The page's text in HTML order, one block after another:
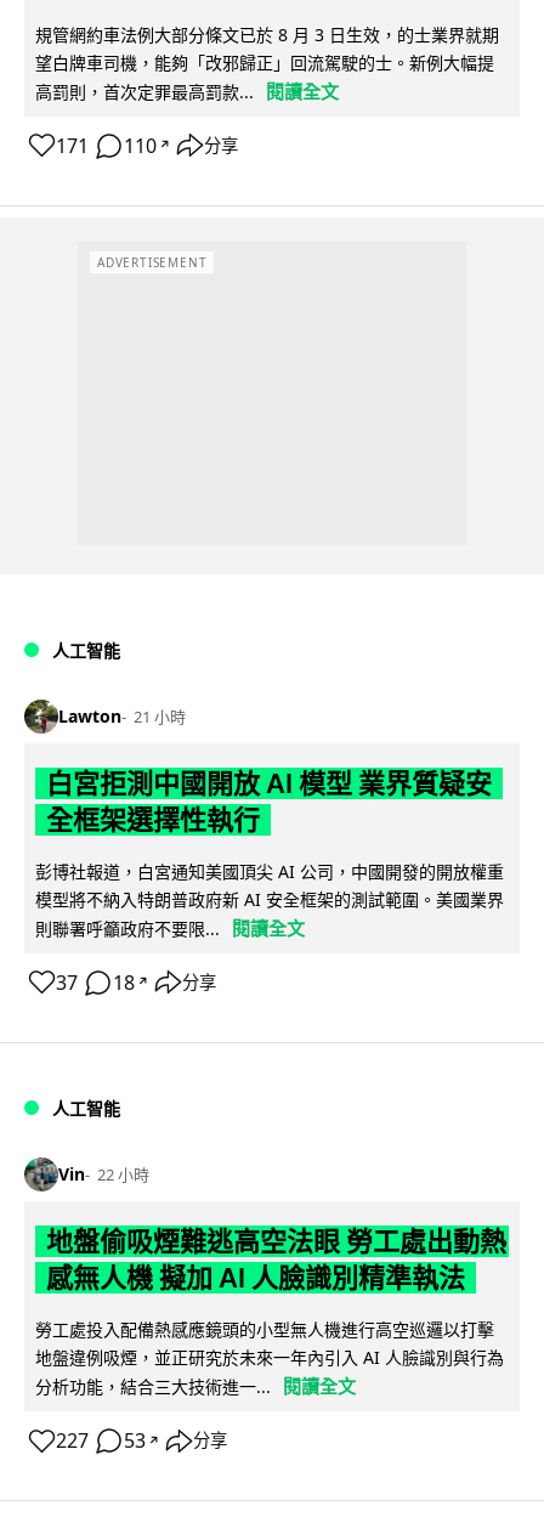
規管網約車法例大部分條文已於 8 月 3 日生效，的士業界就期
望白牌車司機，能夠「改邪歸正」回流駕駛的士。新例大幅提
高罰則，首次定罪最高罰款...
閱讀全文
171 110 ↗ 分享
ADVERTISEMENT
人工智能
Lawton 21 小時
白宮拒測中國開放 AI 模型 業界質疑安
全框架選擇性執行
彭博社報道，白宮通知美國頂尖 AI 公司，中國開發的開放權重
模型將不納入特朗普政府新 AI 安全框架的測試範圍。美國業界
則聯署呼籲政府不要限...
閱讀全文
37 18 ↗ 分享
人工智能
Vin 22 小時
地盤偷吸煙難逃高空法眼 勞工處出動熱
感無人機 擬加 AI 人臉識別精準執法
勞工處投入配備熱感應鏡頭的小型無人機進行高空巡邏以打擊
地盤違例吸煙，並正研究於未來一年內引入 AI 人臉識別與行為
分析功能，結合三大技術進一...
閱讀全文
227 53 ↗ 分享